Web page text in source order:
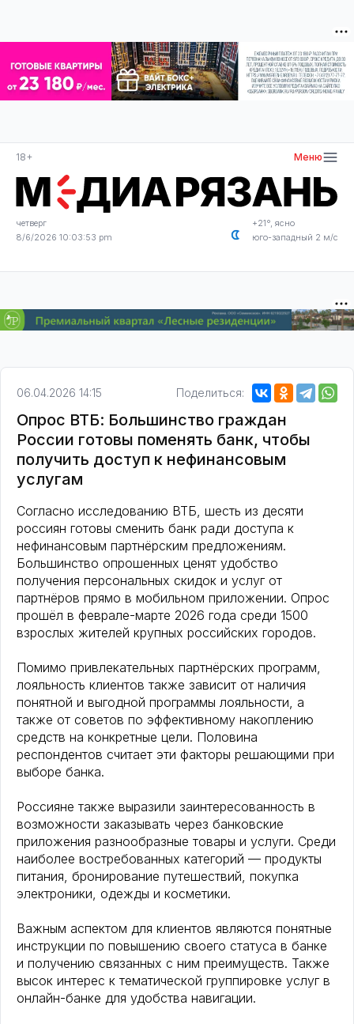
18+ Меню
четверг
8/6/2026 10:03:53 pm
+21°, ясно
юго-западный 2 м/с
06.04.2026 14:15 Поделиться:
Опрос ВТБ: Большинство граждан
России готовы поменять банк, чтобы
получить доступ к нефинансовым
услугам
Согласно исследованию ВТБ, шесть из десяти
россиян готовы сменить банк ради доступа к
нефинансовым партнёрским предложениям.
Большинство опрошенных ценят удобство
получения персональных скидок и услуг от
партнёров прямо в мобильном приложении. Опрос
прошёл в феврале-марте 2026 года среди 1500
взрослых жителей крупных российских городов.
Помимо привлекательных партнёрских программ,
лояльность клиентов также зависит от наличия
понятной и выгодной программы лояльности, а
также от советов по эффективному накоплению
средств на конкретные цели. Половина
респондентов считает эти факторы решающими при
выборе банка.
Россияне также выразили заинтересованность в
возможности заказывать через банковские
приложения разнообразные товары и услуги. Среди
наиболее востребованных категорий — продукты
питания, бронирование путешествий, покупка
электроники, одежды и косметики.
Важным аспектом для клиентов являются понятные
инструкции по повышению своего статуса в банке
и получению связанных с ним преимуществ. Также
высок интерес к тематической группировке услуг в
онлайн-банке для удобства навигации.